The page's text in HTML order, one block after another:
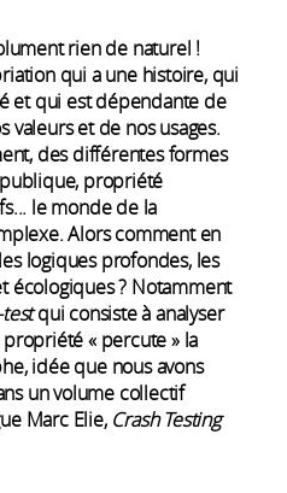
rien de naturel !
qui a une histoire, qui
et qui est dépendante de
valeurs et de nos usages.
des différentes formes
propriété
le monde de la
Alors comment en
logiques profondes, les
écologiques ? Notamment
qui consiste à analyser
« percute » la
idée que nous avons
un volume collectif
Marc Elie, Crash Testing